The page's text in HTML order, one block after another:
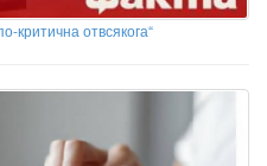
критична отвсякога“